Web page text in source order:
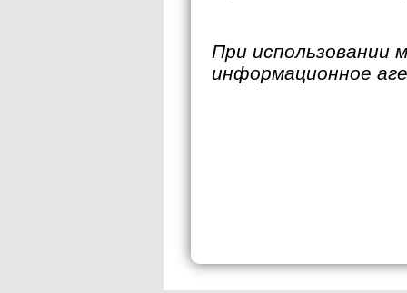
При использовании
информационное